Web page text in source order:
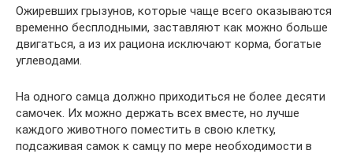
Ожиревших грызунов, которые чаще всего оказываются
временно бесплодными, заставляют как можно больше
двигаться, а из их рациона исключают корма, богатые
углеводами.
На одного самца должно приходиться не более десяти
самочек. Их можно держать всех вместе, но лучше
каждого животного поместить в свою клетку,
подсаживая самок к самцу по мере необходимости в